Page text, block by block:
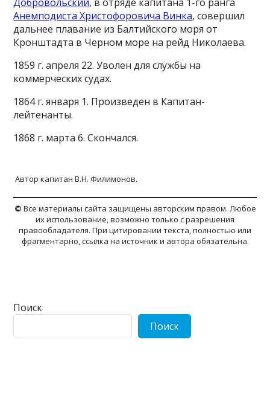
Анемподиста Христофоровича Винка, совершил
дальнее плавание из Балтийского моря от
Кронштадта в Черном море на рейд Николаева.
1859 г. апреля 22. Уволен для службы на
коммерческих судах.
1864 г. января 1. Произведен в Капитан-
лейтенанты.
1868 г. марта 6. Скончался.
Автор капитан В.Н. Филимонов.
© Все материалы сайта защищены авторским правом. Любое
их использование, возможно только с разрешения
правообладателя. При цитировании текста, полностью или
фрагментарно, ссылка на источник и автора обязательна.
Поиск
Поиск